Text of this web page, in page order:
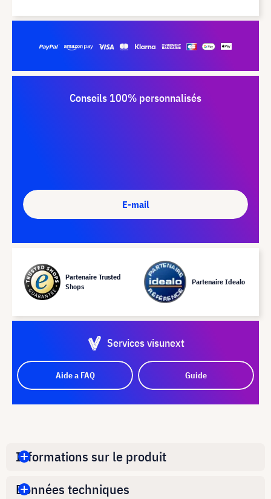
Conseils 100% personnalisés
E-mail
Partenaire Trusted
Shops
Partenaire Idealo
Services visunext
Aide a FAQ Guide
Informations sur le produit
Données techniques